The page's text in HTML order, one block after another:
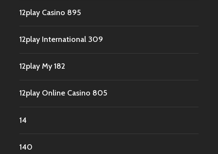
12play Casino 895
12play International 309
12play My 182
12play Online Casino 805
14
140